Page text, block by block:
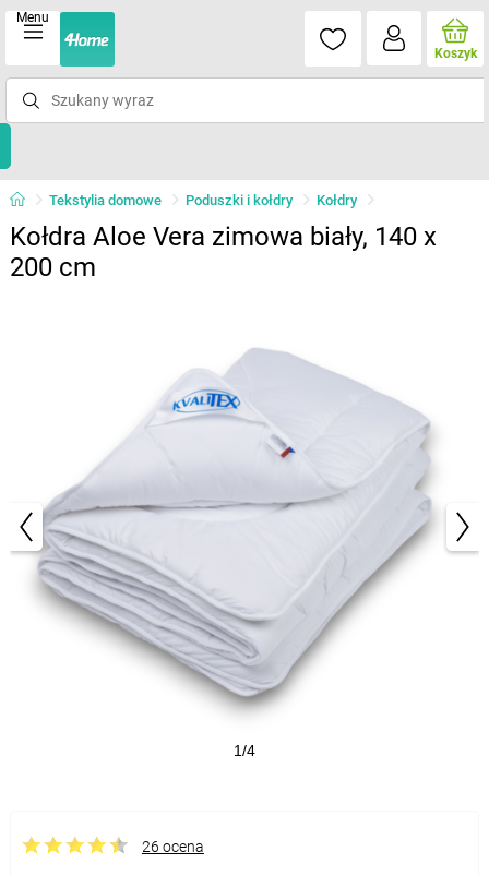
Menu
Koszyk
Tekstylia domowe Poduszki i kołdry Kołdry
Kołdra Aloe Vera zimowa biały, 140 x
200 cm
1/4
26 ocena